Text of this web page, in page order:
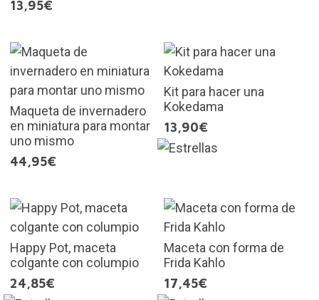
13,95€
Maqueta de invernadero
en miniatura para montar
uno mismo
44,95€
Kit para hacer una
Kokedama
13,90€
Happy Pot, maceta
colgante con columpio
24,85€
Maceta con forma de
Frida Kahlo
17,45€